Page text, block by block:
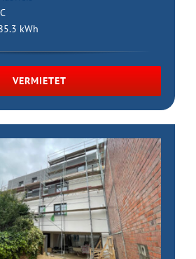
kWh
VERMIETET